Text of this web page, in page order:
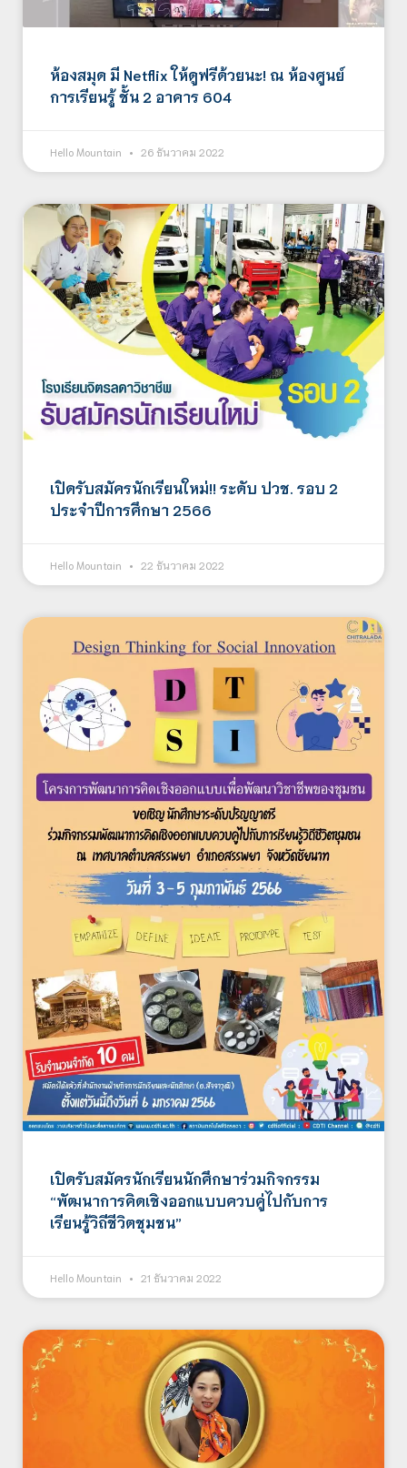
ห้องสมุด มี Netflix ให้ดูฟรีด้วยนะ! ณ ห้องศูนย์
การเรียนรู้ ชั้น 2 อาคาร 604
Hello Mountain 26 ธันวาคม 2022
เปิดรับสมัครนักเรียนใหม่!! ระดับ ปวช. รอบ 2
ประจำปีการศึกษา 2566
Hello Mountain 22 ธันวาคม 2022
เปิดรับสมัครนักเรียนนักศึกษาร่วมกิจกรรม
“พัฒนาการคิดเชิงออกแบบควบคู่ไปกับการ
เรียนรู้วิถีชีวิตชุมชน”
Hello Mountain 21 ธันวาคม 2022